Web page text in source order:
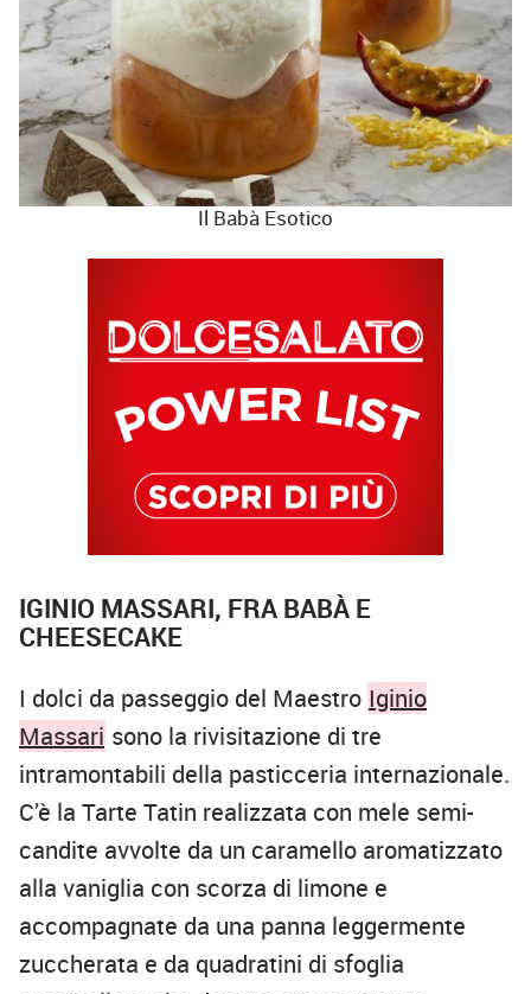
Il Babà Esotico
IGINIO MASSARI, FRA BABÀ E
CHEESECAKE
I dolci da passeggio del Maestro Iginio
Massari sono la rivisitazione di tre
intramontabili della pasticceria internazionale.
C’è la Tarte Tatin realizzata con mele semi-
candite avvolte da un caramello aromatizzato
alla vaniglia con scorza di limone e
accompagnate da una panna leggermente
zuccherata e da quadratini di sfoglia